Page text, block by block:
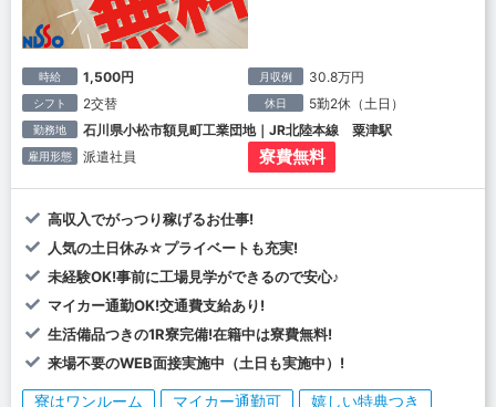
時給 1,500円 月収例 30.8万円
シフト 2交替 休日 5勤2休（土日）
勤務地 石川県小松市額見町工業団地｜JR北陸本線 粟津駅
雇用形態 派遣社員 寮費無料
高収入でがっつり稼げるお仕事!
人気の土日休み☆プライベートも充実!
未経験OK!事前に工場見学ができるので安心♪
マイカー通勤OK!交通費支給あり!
生活備品つきの1R寮完備!在籍中は寮費無料!
来場不要のWEB面接実施中（土日も実施中）!
寮はワンルーム マイカー通勤可
嬉しい特典つき